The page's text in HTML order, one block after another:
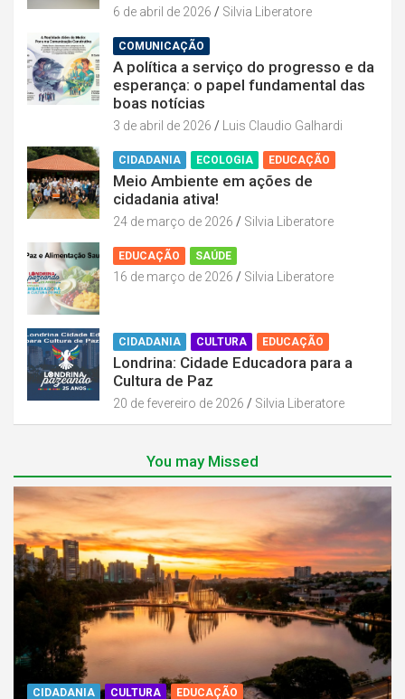
6 de abril de 2026 Silvia Liberatore
COMUNICAÇÃO
A política a serviço do progresso e da
esperança: o papel fundamental das
boas notícias
3 de abril de 2026 Luis Claudio Galhardi
CIDADANIA ECOLOGIA EDUCAÇÃO
Meio Ambiente em ações de
cidadania ativa!
24 de março de 2026 Silvia Liberatore
EDUCAÇÃO SAÚDE
16 de março de 2026 Silvia Liberatore
CIDADANIA CULTURA EDUCAÇÃO
Londrina: Cidade Educadora para a
Cultura de Paz
20 de fevereiro de 2026 Silvia Liberatore
You may Missed
CIDADANIA CULTURA EDUCAÇÃO